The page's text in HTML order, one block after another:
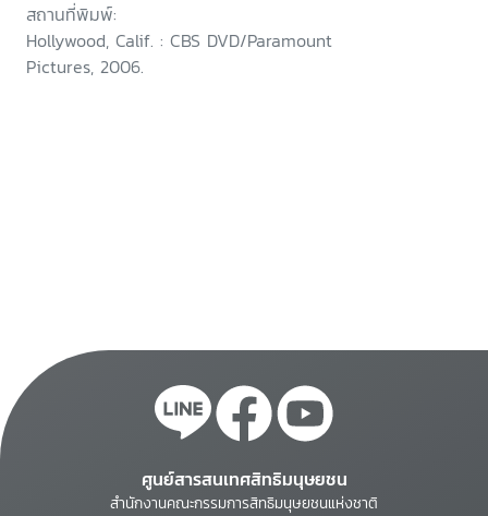
สถานที่พิมพ์:
Hollywood, Calif. : CBS DVD/Paramount
Pictures, 2006.
ศูนย์สารสนเทศสิทธิมนุษยชน
สำนักงานคณะกรรมการสิทธิมนุษยชนแห่งชาติ